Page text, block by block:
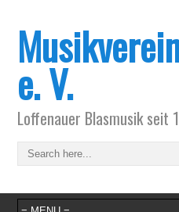
e. V.
Loffenauer Blasmusik seit